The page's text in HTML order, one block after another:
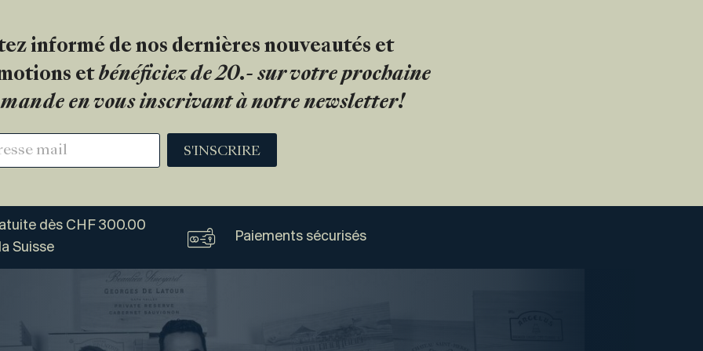
informé de nos dernières nouveautés et
et bénéficiez de 20.- sur votre prochaine
en vous inscrivant à notre newsletter!
S'INSCRIRE
dès CHF 300.00
Suisse
Paiements sécurisés
Vogel
Vins